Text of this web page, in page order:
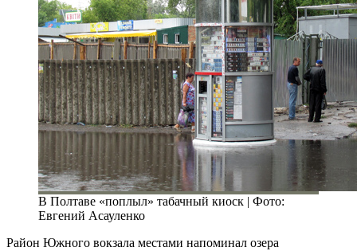
В Полтаве «поплыл» табачный киоск | Фото:
Евгений Асауленко
Район Южного вокзала местами напоминал озера